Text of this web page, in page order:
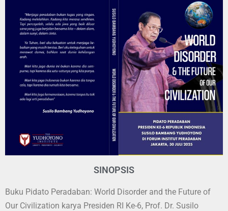
SINOPSIS
Buku Pidato Peradaban: World Disorder and the Future of
Our Civilization karya Presiden RI Ke-6, Prof. Dr. Susilo